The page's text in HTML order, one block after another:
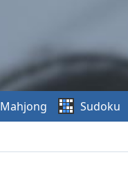
Mahjong Sudoku